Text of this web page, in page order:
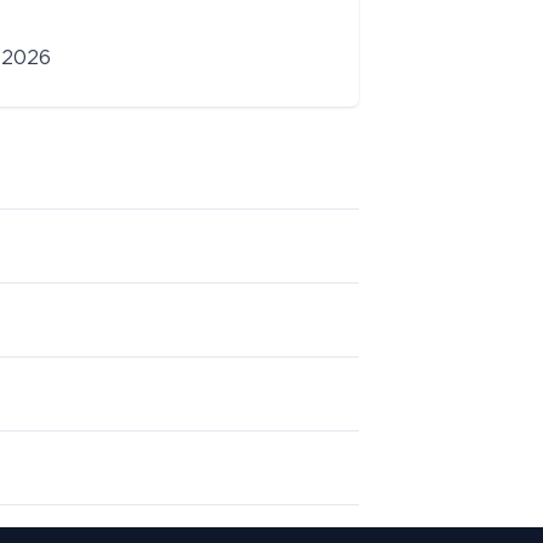
títol de
de les
els Fets.
Colomines i
del Cercle